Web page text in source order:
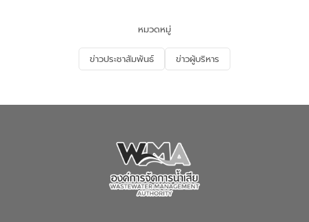
หมวดหมู่
ข่าวประชาสัมพันธ์ ข่าวผู้บริหาร